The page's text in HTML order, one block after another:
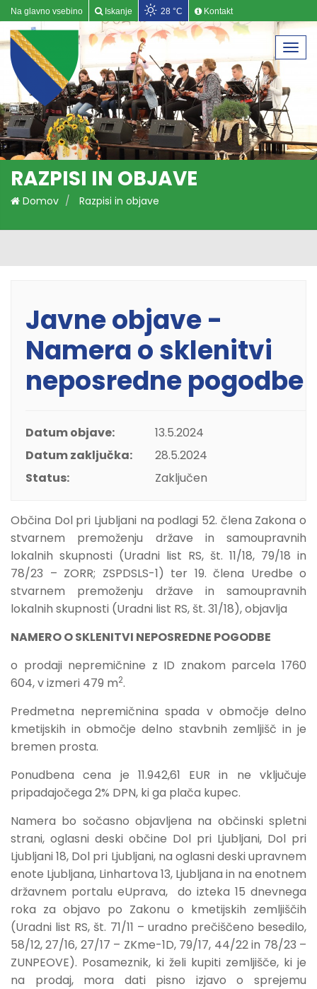
Na glavno vsebino Iskanje 28 °C Kontakt
RAZPISI IN OBJAVE
Domov Razpisi in objave
Javne objave -
Namera o sklenitvi
neposredne pogodbe
Datum objave:
13.5.2024
Datum zaključka:
28.5.2024
Status:
Zaključen
Občina Dol pri Ljubljani na podlagi 52. člena Zakona o
stvarnem premoženju države in samoupravnih
lokalnih skupnosti (Uradni list RS, št. 11/18, 79/18 in
78/23 – ZORR; ZSPDSLS-1) ter 19. člena Uredbe o
stvarnem premoženju države in samoupravnih
lokalnih skupnosti (Uradni list RS, št. 31/18), objavlja
NAMERO O SKLENITVI NEPOSREDNE POGODBE
o prodaji nepremičnine z ID znakom parcela 1760
604, v izmeri 479 m2.
Predmetna nepremičnina spada v območje delno
kmetijskih in območje delno stavbnih zemljišč in je
bremen prosta.
Ponudbena cena je 11.942,61 EUR in ne vključuje
pripadajočega 2% DPN, ki ga plača kupec.
Namera bo sočasno objavljena na občinski spletni
strani, oglasni deski občine Dol pri Ljubljani, Dol pri
Ljubljani 18, Dol pri Ljubljani, na oglasni deski upravnem
enote Ljubljana, Linhartova 13, Ljubljana in na enotnem
državnem portalu eUprava, do izteka 15 dnevnega
roka za objavo po Zakonu o kmetijskih zemljiščih
(Uradni list RS, št. 71/11 – uradno prečiščeno besedilo,
58/12, 27/16, 27/17 – ZKme-1D, 79/17, 44/22 in 78/23 –
ZUNPEOVE). Posameznik, ki želi kupiti zemljišče, ki je
na prodaj, mora dati pisno izjavo o sprejemu